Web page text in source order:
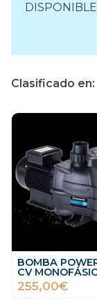
Clasificado en:
BOMBA
CV
255,00€